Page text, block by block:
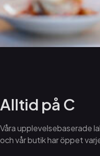
Alltid på C
Våra upplevelsebaserade
och vår butik har öppet